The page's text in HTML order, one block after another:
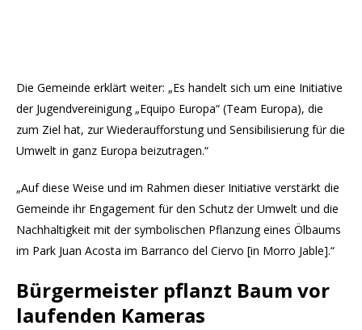
Die Gemeinde erklärt weiter: „Es handelt sich um eine Initiative
der Jugendvereinigung „Equipo Europa“ (Team Europa), die
zum Ziel hat, zur Wiederaufforstung und Sensibilisierung für die
Umwelt in ganz Europa beizutragen.“
„Auf diese Weise und im Rahmen dieser Initiative verstärkt die
Gemeinde ihr Engagement für den Schutz der Umwelt und die
Nachhaltigkeit mit der symbolischen Pflanzung eines Ölbaums
im Park Juan Acosta im Barranco del Ciervo [in Morro Jable].“
Bürgermeister pflanzt Baum vor
laufenden Kameras